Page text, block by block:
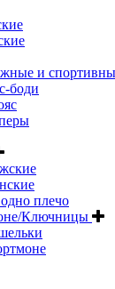
и
боди
плечо
Ключницы